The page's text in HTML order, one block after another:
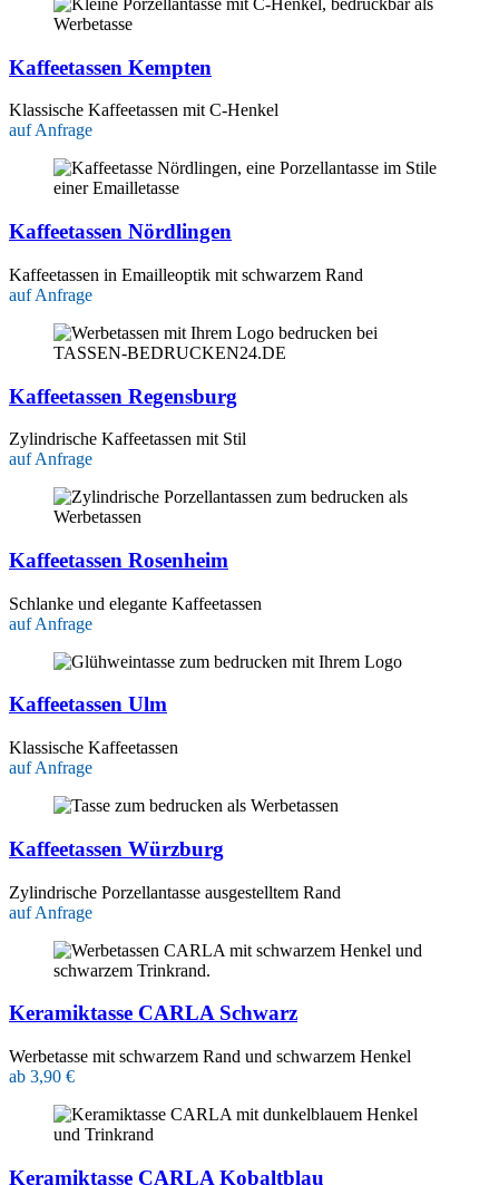
Kaffeetassen Kempten
Klassische Kaffeetassen mit C-Henkel
auf Anfrage
Kaffeetassen Nördlingen
Kaffeetassen in Emailleoptik mit schwarzem Rand
auf Anfrage
Kaffeetassen Regensburg
Zylindrische Kaffeetassen mit Stil
auf Anfrage
Kaffeetassen Rosenheim
Schlanke und elegante Kaffeetassen
auf Anfrage
Kaffeetassen Ulm
Klassische Kaffeetassen
auf Anfrage
Kaffeetassen Würzburg
Zylindrische Porzellantasse ausgestelltem Rand
auf Anfrage
Keramiktasse CARLA Schwarz
Werbetasse mit schwarzem Rand und schwarzem Henkel
ab 3,90 €
Keramiktasse CARLA Kobaltblau